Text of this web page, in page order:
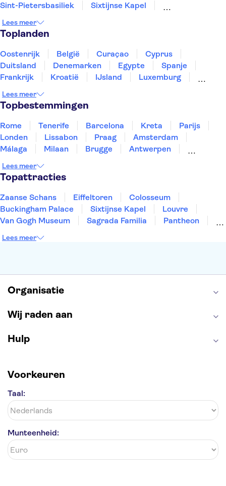
Sint-Pietersbasiliek
Sixtijnse Kapel
De Vesuvius
Catacomben van Rome
Murano en Burano
Lees meer
Toplanden
Oostenrijk België Curaçao
Cyprus
Duitsland
Denemarken Egypte
Spanje
Frankrijk
Kroatië IJsland
Luxemburg
Slovenië
Thailand
Lees meer
Topbestemmingen
Rome Tenerife Barcelona Kreta
Parijs
Londen
Lissabon Praag
Amsterdam
Málaga
Milaan Brugge
Antwerpen
Eindhoven
Lees meer
Topattracties
Zaanse Schans Eiffeltoren
Colosseum
Buckingham Palace
Sixtijnse Kapel
Louvre
Van Gogh Museum
Sagrada Familia
Pantheon
Keukenhof
Lees meer
Organisatie
Wij raden aan
Hulp
Voorkeuren
Taal:
Munteenheid: